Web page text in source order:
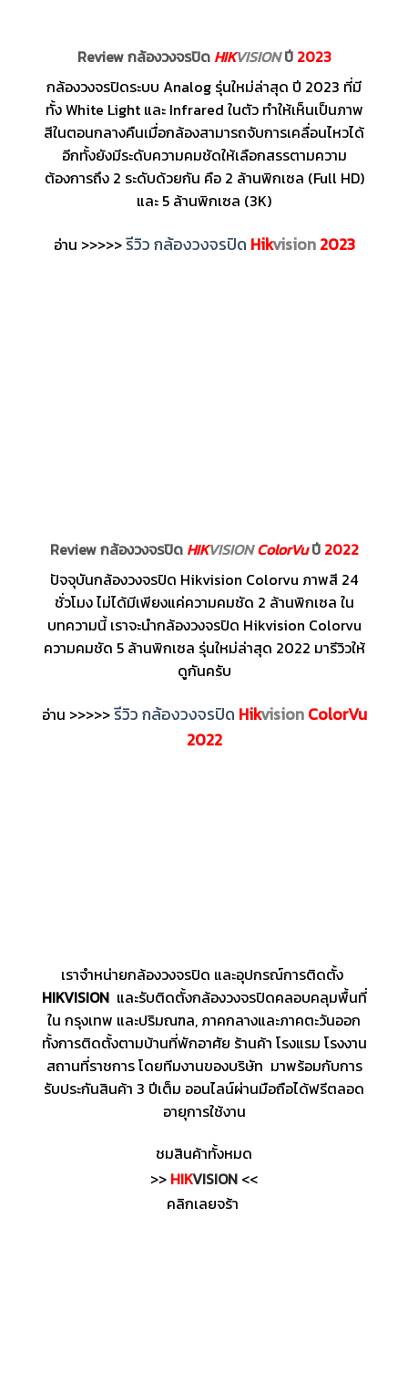
Review กล้องวงจรปิด HIKVISIONปี 2023
กล้องวงจรปิดระบบ Analog รุ่นใหม่ล่าสุด ปี 2023 ที่มี
ทั้ง White Light และ Infrared ในตัว ทำให้เห็นเป็นภาพ
สีในตอนกลางคืนเมื่อกล้องสามารถจับการเคลื่อนไหวได้
อีกทั้งยังมีระดับความคมชัดให้เลือกสรรตามความ
ต้องการถึง 2 ระดับด้วยกัน คือ 2 ล้านพิกเซล (Full HD)
และ 5 ล้านพิกเซล (3K)
อ่าน >>>>>รีวิว กล้องวงจรปิด Hikvision 2023
Review กล้องวงจรปิด HIKVISIONColorVuปี 2022
ปัจจุบันกล้องวงจรปิด Hikvision Colorvu ภาพสี 24
ชั่วโมง ไม่ได้มีเพียงแค่ความคมชัด 2 ล้านพิกเซล ใน
บทความนี้ เราจะนำกล้องวงจรปิด Hikvision Colorvu
ความคมชัด 5 ล้านพิกเซล รุ่นใหม่ล่าสุด 2022 มารีวิวให้
ดูกันครับ
อ่าน >>>>>รีวิว กล้องวงจรปิด Hikvision ColorVu
2022
เราจำหน่ายกล้องวงจรปิด และอุปกรณ์การติดตั้ง
HIKVISIONและรับติดตั้งกล้องวงจรปิดคลอบคลุมพื้นที่
ใน กรุงเทพ และปริมณฑล, ภาคกลางและภาคตะวันออก
ทั้งการติดตั้งตามบ้านที่พักอาศัย ร้านค้า โรงแรม โรงงาน
สถานที่ราชการ โดยทีมงานของบริษัท มาพร้อมกับการ
รับประกันสินค้า 3 ปีเต็ม ออนไลน์ผ่านมือถือได้ฟรีตลอด
อายุการใช้งาน
ชมสินค้าทั้งหมด
>> HIKVISION <<
คลิกเลยจร้า